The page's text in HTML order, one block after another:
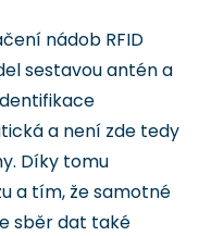
nádob RFID
sestavou antén a
a není zde tedy
Díky tomu
a tím, že samotné
sběr dat také